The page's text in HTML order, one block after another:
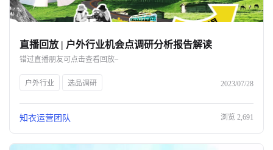
直播回放 | 户外行业机会点调研分析报告解读
错过直播朋友可点击查看回放~
户外行业 选品调研 2023/07/28
知衣运营团队 浏览 2,691